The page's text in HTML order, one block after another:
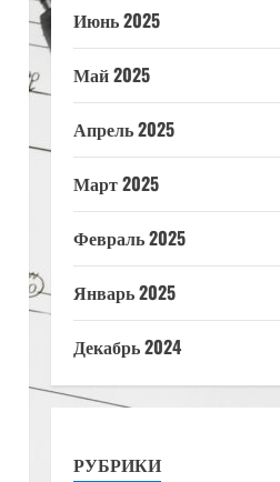
Июнь 2025
Май 2025
Апрель 2025
Март 2025
Февраль 2025
Январь 2025
Декабрь 2024
РУБРИКИ